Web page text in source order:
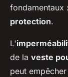
fondamentaux :
protection.
L'
de la veste
peut